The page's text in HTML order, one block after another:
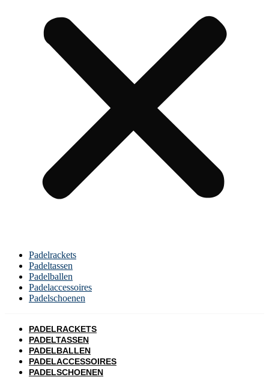
Padelrackets
Padeltassen
Padelballen
Padelaccessoires
Padelschoenen
PADELRACKETS
PADELTASSEN
PADELBALLEN
PADELACCESSOIRES
PADELSCHOENEN